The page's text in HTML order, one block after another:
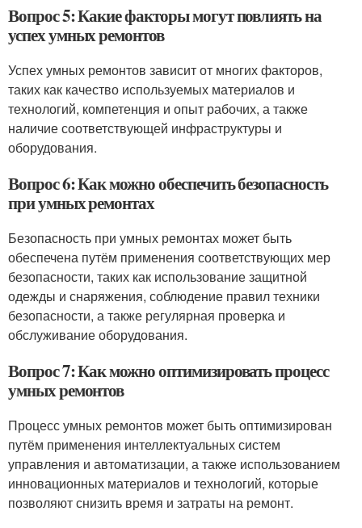
Вопрос 5: Какие факторы могут повлиять на
успех умных ремонтов
Успех умных ремонтов зависит от многих факторов,
таких как качество используемых материалов и
технологий, компетенция и опыт рабочих, а также
наличие соответствующей инфраструктуры и
оборудования.
Вопрос 6: Как можно обеспечить безопасность
при умных ремонтах
Безопасность при умных ремонтах может быть
обеспечена путём применения соответствующих мер
безопасности, таких как использование защитной
одежды и снаряжения, соблюдение правил техники
безопасности, а также регулярная проверка и
обслуживание оборудования.
Вопрос 7: Как можно оптимизировать процесс
умных ремонтов
Процесс умных ремонтов может быть оптимизирован
путём применения интеллектуальных систем
управления и автоматизации, а также использованием
инновационных материалов и технологий, которые
позволяют снизить время и затраты на ремонт.